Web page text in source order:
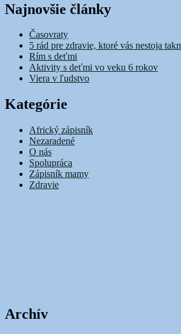
Najnovšie články
Časovraty
5 rád pre zdravie, ktoré vás nestoja
Rím s deťmi
Aktivity s deťmi vo veku 6 rokov
Viera v ľudstvo
Kategórie
Africký zápisník
Nezaradené
O nás
Spolupráca
Zápisník mamy
Zdravie
Archív